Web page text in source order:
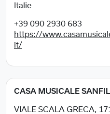
Italie
+39 090 2930 683
https://
it/
CASA MUSICALE
VIALE SCALA GRECA, 171